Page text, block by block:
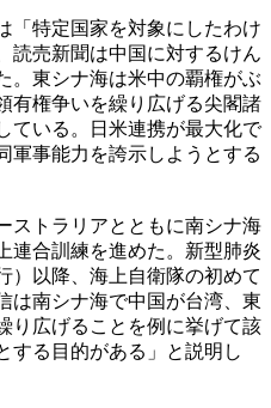
「特定国家を対象にしたわけ
読売新聞は中国に対するけん
。東シナ海は米中の覇権がぶ
有権争いを繰り広げる尖閣諸
ている。日米連携が最大化で
軍事能力を誇示しようとする
ストラリアとともに南シナ海
連合訓練を進めた。新型肺炎
）以降、海上自衛隊の初めて
は南シナ海で中国が台湾、東
り広げることを例に挙げて該
する目的がある」と説明し